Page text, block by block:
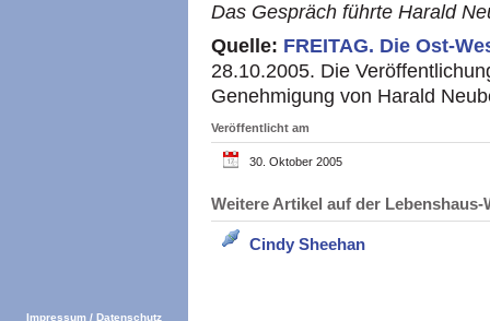
Das Gespräch führte Harald
Quelle: FREITAG. Die Ost-
28.10.2005. Die
Genehmigung von Harald
Veröffentlicht am
30. Oktober 2005
Weitere Artikel auf der
Cindy Sheehan
Impressum / Datenschutz